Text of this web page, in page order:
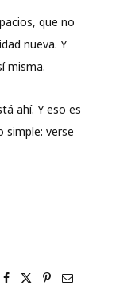
que no
nueva. Y
misma.
ahí. Y eso es
simple: verse